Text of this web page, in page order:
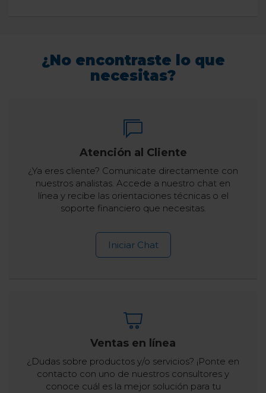
¿No encontraste lo que
necesitas?
Atención al Cliente
¿Ya eres cliente? Comunicate directamente con
nuestros analistas. Accede a nuestro chat en
línea y recibe las orientaciones técnicas o el
soporte financiero que necesitas.
Iniciar Chat
Ventas en línea
¿Dudas sobre productos y/o servicios? ¡Ponte en
contacto con uno de nuestros consultores y
conoce cuál es la mejor solución para tu